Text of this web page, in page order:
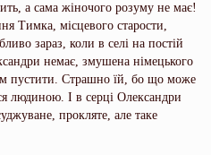
а сама жіночого розуму не має!
Тимка, місцевого старости,
зараз, коли в селі на постій
немає, змушена німецького
пустити. Страшно їй, бо що може
людиною. І в серці Олександри
прокляте, але таке